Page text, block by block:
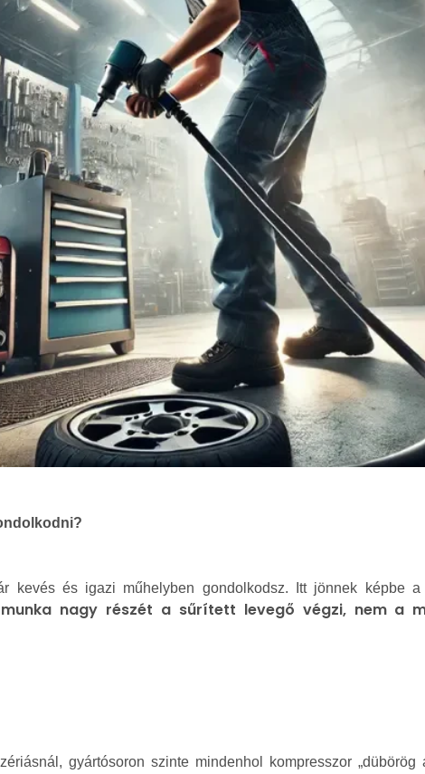
kevés és igazi műhelyben gondolkodsz. Itt jönnek képbe a
nagy részét a sűrített levegő végzi, nem a
gyártósoron szinte mindenhol kompresszor „dübörög